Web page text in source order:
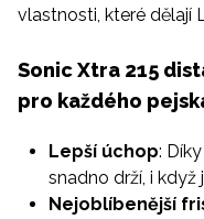
vlastnosti, které dělají
Sonic Xtra 215
pro každého
Lepší úchop:
snadno drží, i když
Nejoblíbenější